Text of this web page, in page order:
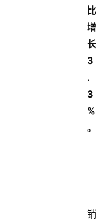
比
增
长
3
.
3
%
。
销